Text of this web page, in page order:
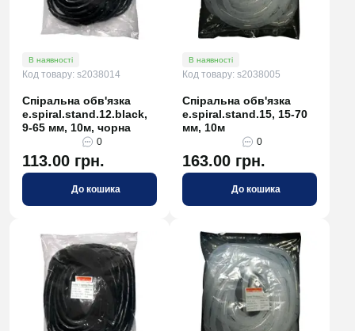
В наявності
Код товару: s2038014
Спіральна обв'язка
e.spiral.stand.12.black,
9-65 мм, 10м, чорна
0
113.00 грн.
До кошика
В наявності
Код товару: s2038005
Спіральна обв'язка
e.spiral.stand.15, 15-70
мм, 10м
0
163.00 грн.
До кошика